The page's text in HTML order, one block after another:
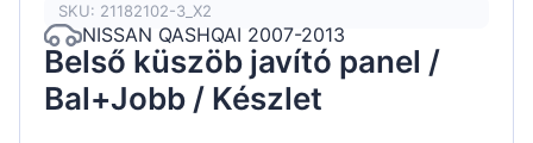
SKU: 21182102-3_X2
NISSAN QASHQAI 2007-2013
Belső küszöb javító panel /
Bal+Jobb / Készlet